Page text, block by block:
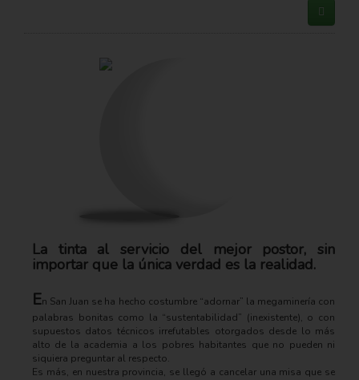
La tinta al servicio del mejor postor, sin
importar que la única verdad es la realidad.
En San Juan se ha hecho costumbre “adornar” la megaminería con
palabras bonitas como la “sustentabilidad” (inexistente), o con
supuestos datos técnicos irrefutables otorgados desde lo más
alto de la academia a los pobres habitantes que no pueden ni
siquiera preguntar al respecto.
Es más, en nuestra provincia, se llegó a cancelar una misa que se